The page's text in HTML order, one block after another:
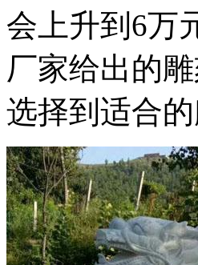
会上升到6万
厂家给出的
选择到适合的